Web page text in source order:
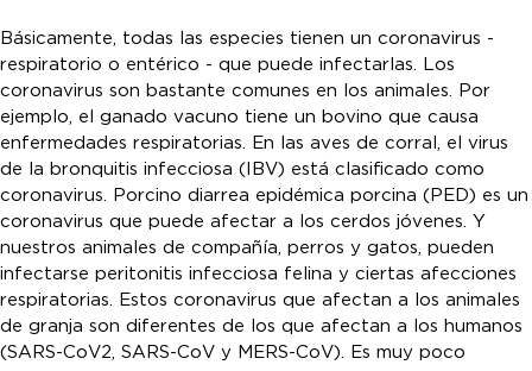
Básicamente, todas las especies tienen un coronavirus -
respiratorio o entérico - que puede infectarlas. Los
coronavirus son bastante comunes en los animales. Por
ejemplo, el ganado vacuno tiene un bovino que causa
enfermedades respiratorias. En las aves de corral, el virus
de la bronquitis infecciosa (IBV) está clasificado como
coronavirus. Porcino diarrea epidémica porcina (PED) es un
coronavirus que puede afectar a los cerdos jóvenes. Y
nuestros animales de compañía, perros y gatos, pueden
infectarse peritonitis infecciosa felina y ciertas afecciones
respiratorias. Estos coronavirus que afectan a los animales
de granja son diferentes de los que afectan a los humanos
(SARS-CoV2, SARS-CoV y MERS-CoV). Es muy poco